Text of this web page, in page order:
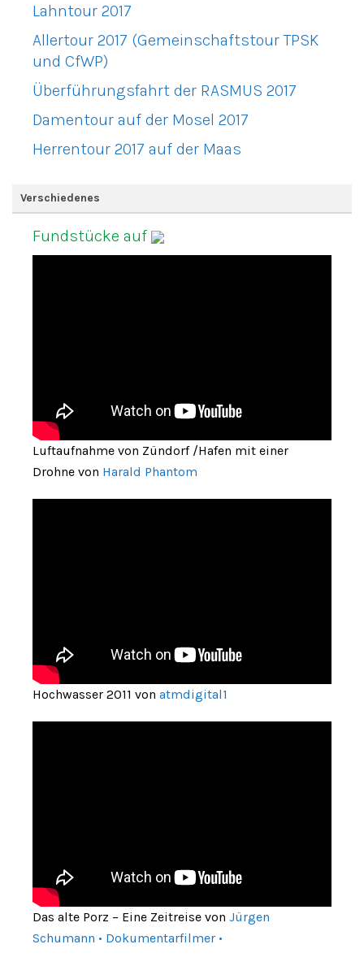
Lahntour 2017
Allertour 2017 (Gemeinschaftstour TPSK
und CfWP)
Überführungsfahrt der RASMUS 2017
Damentour auf der Mosel 2017
Herrentour 2017 auf der Maas
Verschiedenes
Fundstücke auf
Luftaufnahme von Zündorf /Hafen mit einer
Drohne von Harald Phantom
Hochwasser 2011 von atmdigital1
Das alte Porz – Eine Zeitreise von Jürgen
Schumann • Dokumentarfilmer •